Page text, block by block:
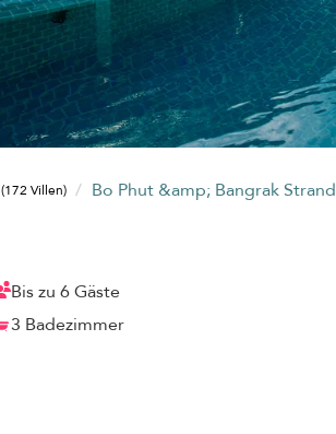
(172 Villen) Bo Phut &amp; Bangrak Strand
Bis zu 6 Gäste
3 Badezimmer